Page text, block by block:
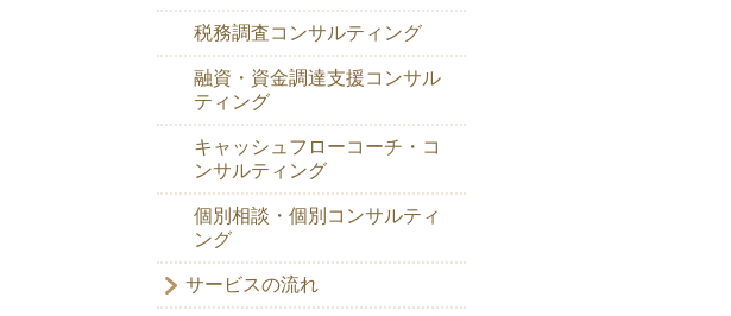
税務調査コンサルティング
融資・資金調達支援コンサル
ティング
キャッシュフローコーチ・コ
ンサルティング
個別相談・個別コンサルティ
ング
サービスの流れ